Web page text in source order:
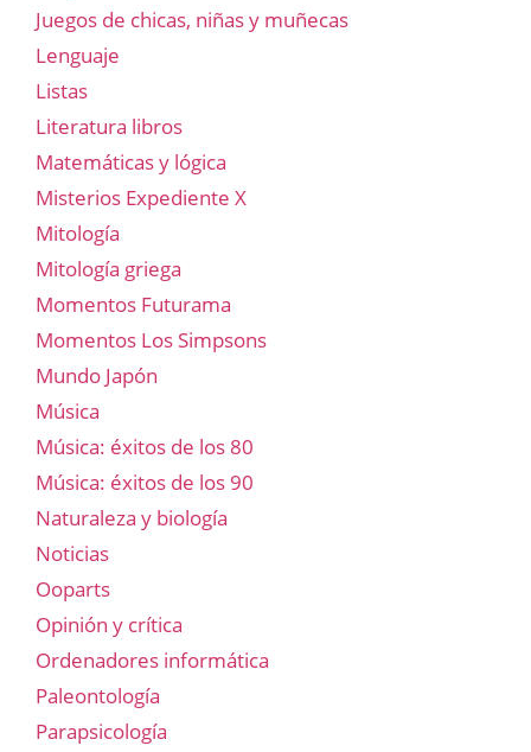
Juegos de chicas, niñas y muñecas
Lenguaje
Listas
Literatura libros
Matemáticas y lógica
Misterios Expediente X
Mitología
Mitología griega
Momentos Futurama
Momentos Los Simpsons
Mundo Japón
Música
Música: éxitos de los 80
Música: éxitos de los 90
Naturaleza y biología
Noticias
Ooparts
Opinión y crítica
Ordenadores informática
Paleontología
Parapsicología